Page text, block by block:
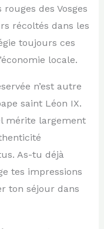
des Vosges
récoltés dans les
toujours ces
locale.
n’est autre
saint Léon IX.
mérite largement
As-tu déjà
tes impressions
ton séjour dans